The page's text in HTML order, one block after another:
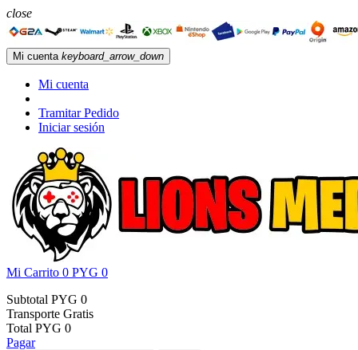
close
Mi cuenta keyboard_arrow_down
Mi cuenta
Tramitar Pedido
Iniciar sesión
Mi Carrito 0 PYG 0
Subtotal PYG 0
Transporte Gratis
Total PYG 0
Pagar